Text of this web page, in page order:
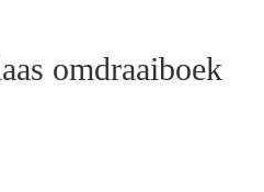
omdraaiboek